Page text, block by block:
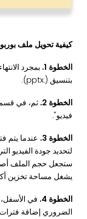
كيفية تحويل ملف
الخطوة 1.
بمجرد
بتنسيق (.pptx).
الخطوة 2.
ثم، في
فيديو".
الخطوة 3.
عندما يتم
لتحديد جودة الفيديو
ستجعل حجم الملف
يشغل مساحة تخزين
الخطوة 4.
في
الضروري إضافة